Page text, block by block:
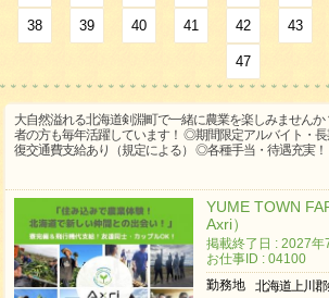
38 39 40 41 42 43
47
大自然溢れる北海道剣淵町で一緒に農業を楽しみません
者の方も毎年活躍しています！ ◎期間限定アルバイト・
復交通費支給あり（規定による） ◎各種手当・待遇充実！
YUME TOWN
Axri）
掲載終了日 : 2027年
お仕事ID : 04100
勤務地
北海道上川